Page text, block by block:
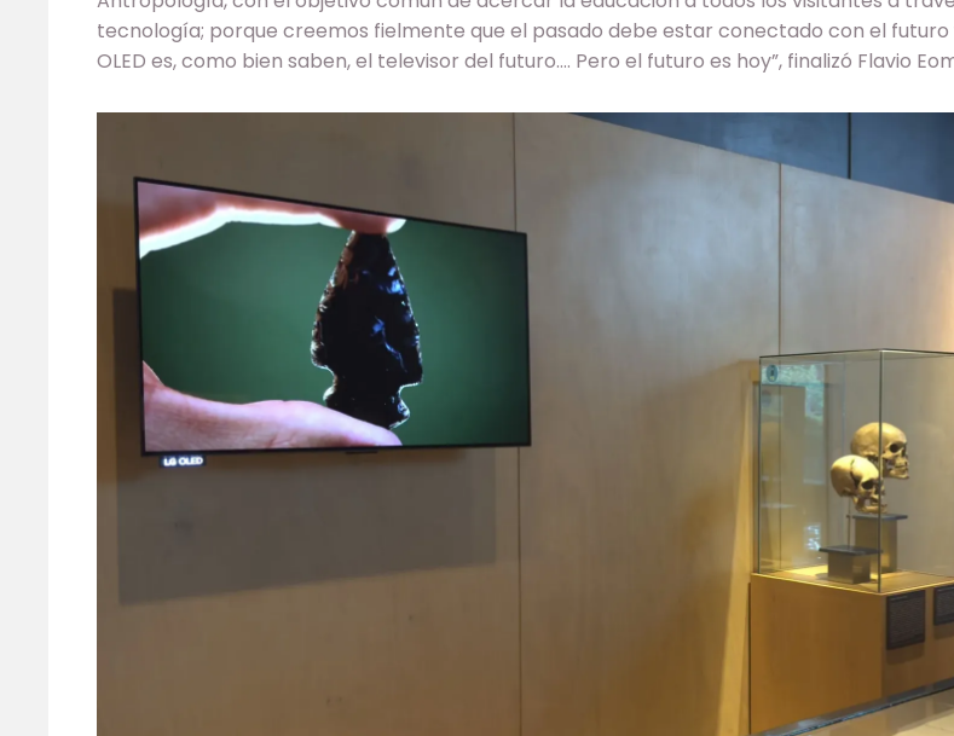
tecnología; porque creemos fielmente que el pasado debe estar conectado con el futuro
OLED es, como bien saben, el televisor del futuro…. Pero el futuro es hoy”, finalizó Flavio